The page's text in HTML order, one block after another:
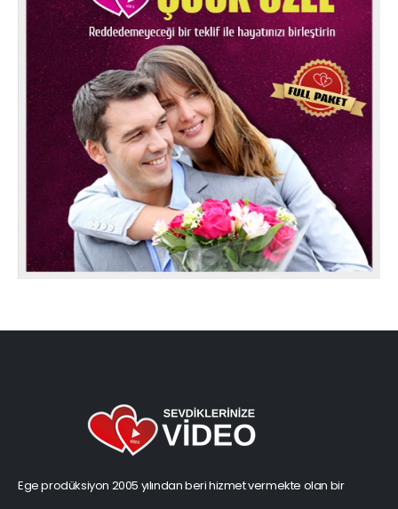
Ege prodüksiyon 2005 yılından beri hizmet vermekte olan bir